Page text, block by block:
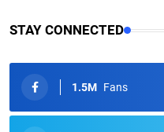
STAY CONNECTED
1.5M Fans